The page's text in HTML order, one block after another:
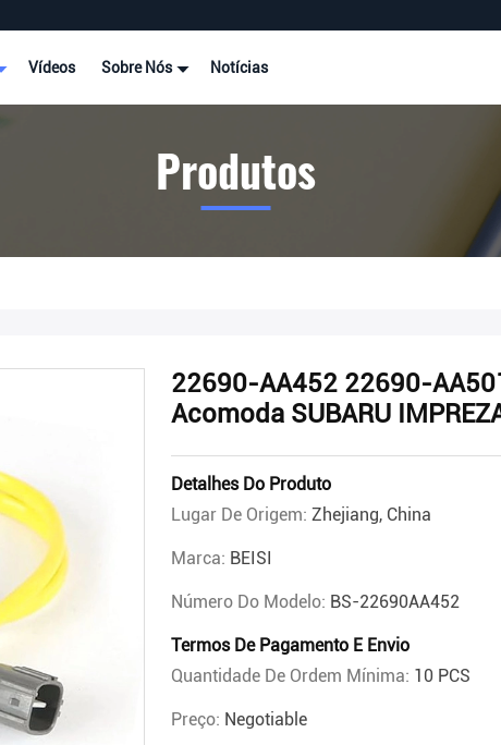
Vídeos Sobre Nós Notícias
Produtos
22690-AA452 22690-
Acomoda SUBARU
Detalhes Do Produto
Lugar De Origem: Zhejiang, China
Marca: BEISI
Número Do Modelo: BS-22690AA452
Termos De Pagamento E Envio
Quantidade De Ordem Mínima: 10 PCS
Preço: Negotiable